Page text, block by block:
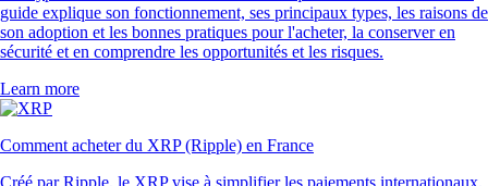
guide explique son fonctionnement, ses principaux types, les raisons de
son adoption et les bonnes pratiques pour l'acheter, la conserver en
sécurité et en comprendre les opportunités et les risques.
Learn more
Comment acheter du XRP (Ripple) en France
Créé par Ripple, le XRP vise à simplifier les paiements internationaux.